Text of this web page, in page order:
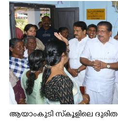
ആയാംകുടി സ്‌കൂളിലെ